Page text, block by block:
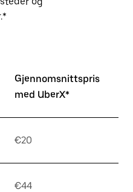
Gjennomsnittspris
med UberX*
€20
€44